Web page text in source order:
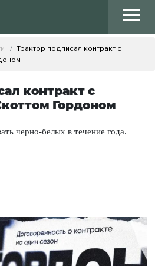
Трактор подписал контракт с
контракт с
Гордоном
черно-белых в течение года.